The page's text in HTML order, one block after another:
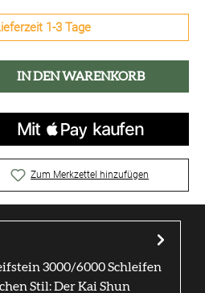
1-3 Tage
den gewünschten
IN DEN WARENKORB
Zum Merkzettel hinzufügen
3000/6000 Schleifen
Stil: Der Kai Shun